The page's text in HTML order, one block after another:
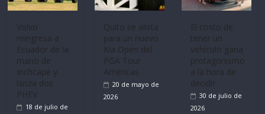
Volvo
reingresa a
Ecuador de la
mano de
Inchcape y
lanza dos
PHEV
18 de julio de
Quito se alista
para un nuevo
Kia Open del
PGA Tour
Americas
20 de mayo de
2026
El costo de
tener un
vehículo gana
protagonismo
a la hora de
decidir
30 de julio de
2026